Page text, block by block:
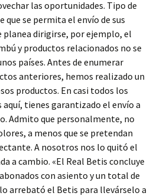
las oportunidades. Tipo de
que se permita el envío de sus
planea dirigirse, por ejemplo, el
y productos relacionados no se
países. Antes de enumerar
anteriores, hemos realizado un
productos. En casi todos los
tienes garantizado el envío a
Admito que personalmente, no
a menos que se pretendan
A nosotros nos lo quitó el
a cambio. «El Real Betis concluye
con asiento y un total de
lo arrebató el Betis para llevárselo a